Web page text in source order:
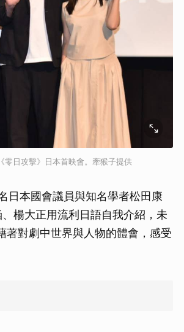
零日攻擊》日本首映會。牽猴子提供
日本國會議員與知名學者松田康
楊大正用流利日語自我介紹，未
著對劇中世界與人物的體會，感受